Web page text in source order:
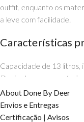
outfit, enquanto os
a leve com facilidade.
Características
Capacidade de 13
Design leve e
Alças ajustáveis para um
Material resistente e fácil
Oferece ao teu filho a
About Done By Deer
Envios e Entregas
Certificação | Avisos